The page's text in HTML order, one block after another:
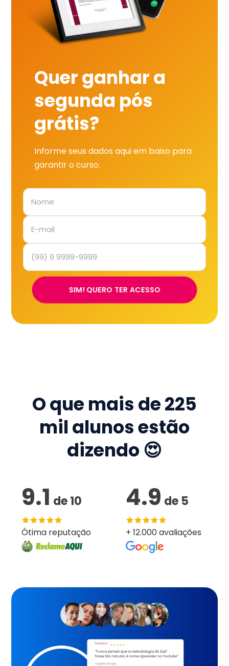
Quer ganhar a
segunda pós
grátis?
Informe seus dados aqui em baixo para
garantir o curso.
SIM! QUERO TER ACESSO
O que mais de225
mil alunos estão
dizendo 😍
9.1 de10
Ótima reputação
4.9 de 5
+ 12.000 avaliações